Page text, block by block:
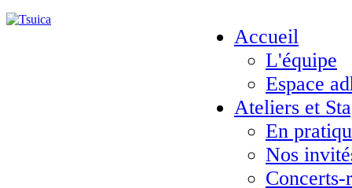
Accueil
L'équipe
Espace
Ateliers et
En
Nos
Concerts-